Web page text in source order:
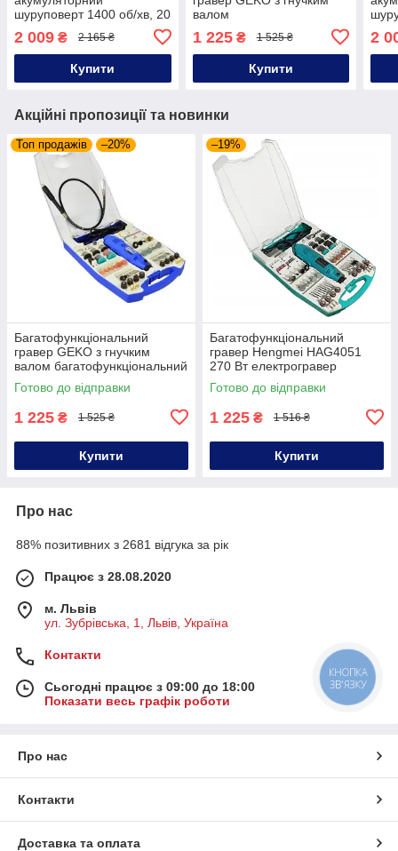
шуруповерт 1400 об/хв, 20
акумуляторний
шуруповерт
2 009 ₴ 2 165 ₴
Купити
валом
гравер міні-гравер з
комплектом насадок
1 225₴ 1 525 ₴
Купити
2
Акційні пропозиції та новинки
Топ продажів –20%
Багатофункціональний
гравер GEKO з гнучким
валом багатофункціональний
гравер міні-гравер з
комплектом насадок
Готово до відправки
1 225 ₴ 1 525 ₴
Купити
–19%
Багатофункціональний
гравер Hengmei HAG4051
270 Вт електрогравер
шліфмашина-гравер
електричний з набором
Готово до відправки
1 225 ₴ 1 516 ₴
Купити
Про нас
88% позитивних з 2681 відгука за рік
Працює з 28.08.2020
м. Львів
ул. Зубрівська, 1, Львів, Україна
Контакти
Сьогодні працює з 09:00 до 18:00
Показати весь графік роботи
Про нас
Контакти
Доставка та оплата
КНОПКА
ЗВ'ЯЗКУ